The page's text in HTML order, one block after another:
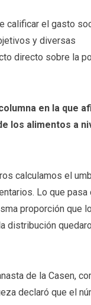
calificar el gasto
y diversas
directo sobre la
en la que
los alimentos a
calculamos el
Lo que pasa
proporción que
distribución
de la Casen,
declaró que el